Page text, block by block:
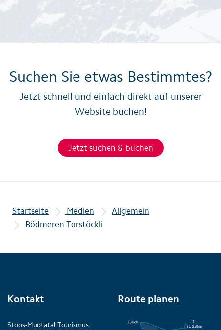
Suchen Sie etwas Bestimmtes?
Jetzt schnell und einfach direkt auf unserer
Website buchen!
Jetzt suchen & buchen
Startseite Medien
Allgemein
Bödmeren Torstöckli
Kontakt
Stoos-Muotatal Tourismus
Route planen